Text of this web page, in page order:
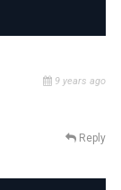
9 years ago
Reply